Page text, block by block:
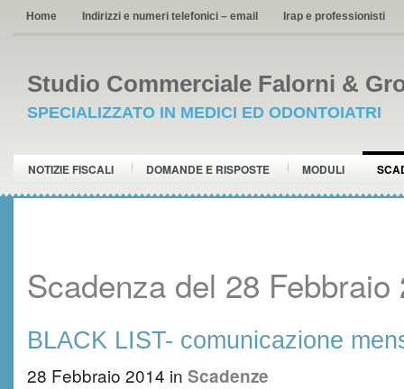
Home Indirizzi e numeri telefonici – email Irap e professionisti
Studio Commerciale Falorni &
SPECIALIZZATO IN MEDICI ED ODONTOIATRI
NOTIZIE FISCALI DOMANDE E RISPOSTE MODULI
Scadenza del 28 Febbraio
BLACK LIST- comunicazione
28 Febbraio 2014 in Scadenze